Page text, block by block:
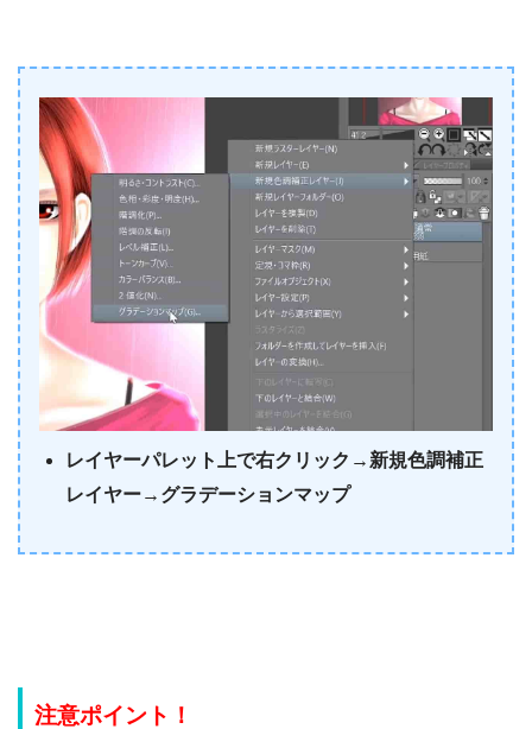
レイヤーパレット上で右クリック→新規色調補正
レイヤー→グラデーションマップ
注意ポイント！